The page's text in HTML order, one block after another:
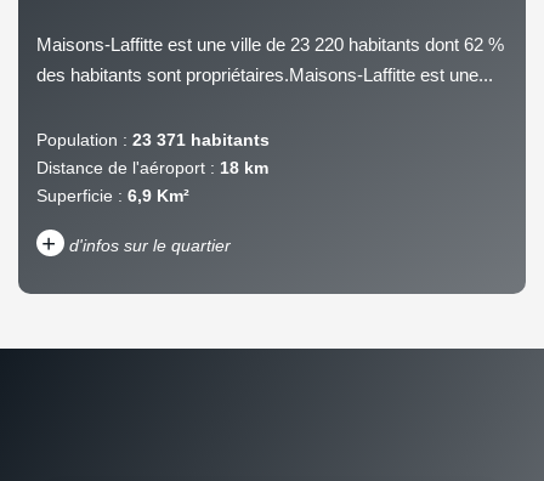
Maisons-Laffitte est une ville de 23 220 habitants dont 62 %
des habitants sont propriétaires.Maisons-Laffitte est une...
Population : 23 371 habitants
Distance de l'aéroport : 18 km
Superficie : 6,9 Km²
+ d'infos sur le quartier